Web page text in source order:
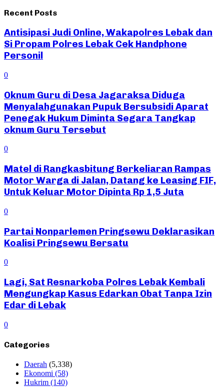
Recent Posts
Antisipasi Judi Online, Wakapolres Lebak dan
Si Propam Polres Lebak Cek Handphone
Personil
0
Oknum Guru di Desa Jagaraksa Diduga
Menyalahgunakan Pupuk Bersubsidi Aparat
Penegak Hukum Diminta Segara Tangkap
oknum Guru Tersebut
0
Matel di Rangkasbitung Berkeliaran Rampas
Motor Warga di Jalan, Datang ke Leasing FIF,
Untuk Keluar Motor Dipinta Rp 1,5 Juta
0
Partai Nonparlemen Pringsewu Deklarasikan
Koalisi Pringsewu Bersatu
0
Lagi, Sat Resnarkoba Polres Lebak Kembali
Mengungkap Kasus Edarkan Obat Tanpa Izin
Edar di Lebak
0
Categories
Daerah (5,338)
Ekonomi (58)
Hukrim (140)